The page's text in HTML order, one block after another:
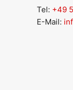
Tel: +49
E-Mail: